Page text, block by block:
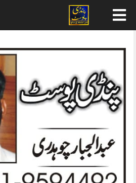
content